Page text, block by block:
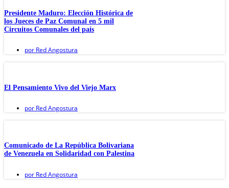
Presidente Maduro: Elección Histórica de
los Jueces de Paz Comunal en 5 mil
Circuitos Comunales del país
por Red Angostura
El Pensamiento Vivo del Viejo Marx
por Red Angostura
Comunicado de La República Bolivariana
de Venezuela en Solidaridad con Palestina
por Red Angostura